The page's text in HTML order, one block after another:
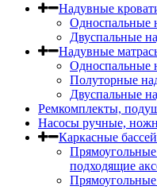
Надувные
Односпальные
Двуспальные
Надувные
Односпальные
Полуторные
Двуспальные
Ремкомплекты,
Насосы ручные,
Каркасные
подходящие